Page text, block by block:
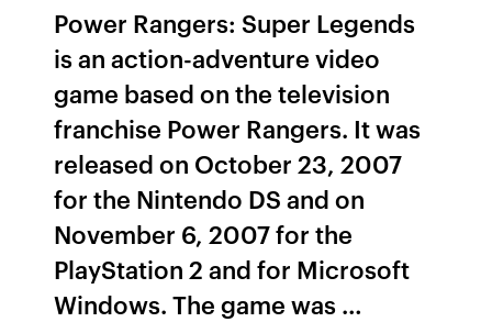
Power Rangers: Super Legends
is an action-adventure video
game based on the television
franchise Power Rangers. It was
released on October 23, 2007
for the Nintendo DS and on
November 6, 2007 for the
PlayStation 2 and for Microsoft
Windows. The game was …